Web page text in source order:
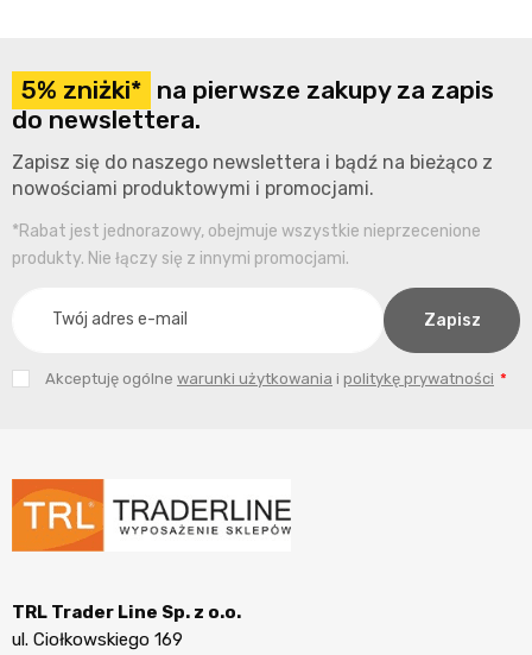
5% zniżki* na pierwsze zakupy za zapis
do newslettera.
Zapisz się do naszego newslettera i bądź na bieżąco z
nowościami produktowymi i promocjami.
*Rabat jest jednorazowy, obejmuje wszystkie nieprzecenione
produkty. Nie łączy się z innymi promocjami.
Akceptuję ogólne warunki użytkowania i politykę prywatności
TRL Trader Line Sp. z o.o.
ul. Ciołkowskiego 169